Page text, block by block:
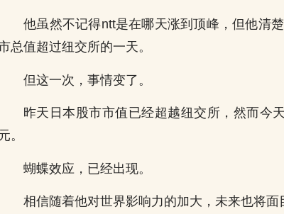
他虽然不记得ntt是在哪天涨到顶峰，但他清
总值超过纽交所的一天。
但这一次，事情变了。
昨天日本股市市值已经超越纽交所，然而今
。
蝴蝶效应，已经出现。
相信随着他对世界影响力的加大，未来也将面